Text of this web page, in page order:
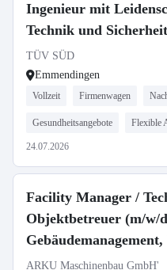
Ingenieur mit
Technik und
TÜV SÜD
Emmendingen
Vollzeit Firmenwagen
Gesundheitsangebote Flexible
24.07.2026
Facility Manager /
Objektbetreuer (m/w/
und operative
ARKU Maschinenbau GmbH'